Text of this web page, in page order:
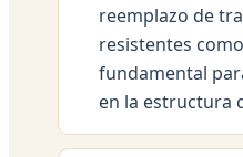
reemplazo de
resistentes
fundamental
en la estructura